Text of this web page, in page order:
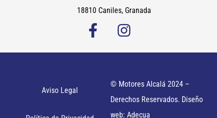
18810 Caniles, Granada
Aviso Legal
© Motores Alcalá 2024 –
Derechos Reservados. Diseño
web: Adecua